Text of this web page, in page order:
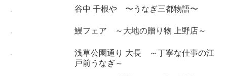
谷中 千根や 〜うなぎ三都物語〜
鰻フェア ～大地の贈り物 上野店～
浅草公園通り 大長 ～丁寧な仕事の江
戸前うなぎ～